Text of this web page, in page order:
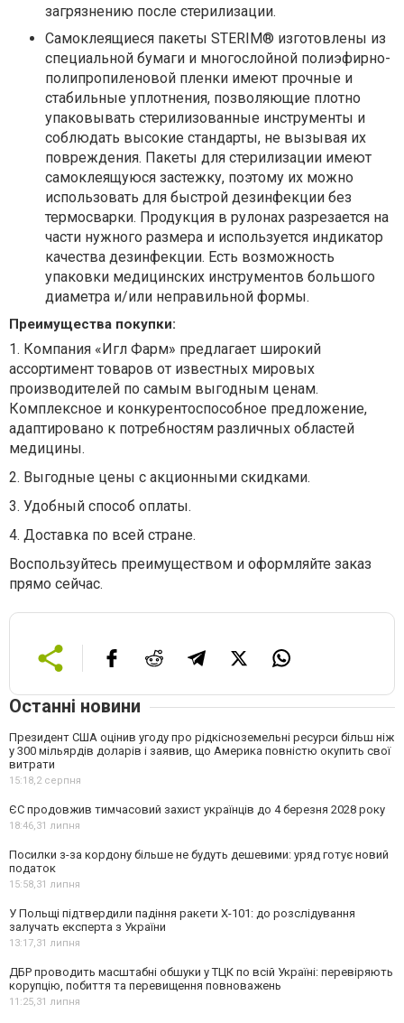
загрязнению после стерилизации.
Самоклеящиеся пакеты STERIM® изготовлены из
специальной бумаги и многослойной полиэфирно-
полипропиленовой пленки имеют прочные и
стабильные уплотнения, позволяющие плотно
упаковывать стерилизованные инструменты и
соблюдать высокие стандарты, не вызывая их
повреждения. Пакеты для стерилизации имеют
самоклеящуюся застежку, поэтому их можно
использовать для быстрой дезинфекции без
термосварки. Продукция в рулонах разрезается на
части нужного размера и используется индикатор
качества дезинфекции. Есть возможность
упаковки медицинских инструментов большого
диаметра и/или неправильной формы.
Преимущества покупки:
1. Компания «Игл Фарм» предлагает широкий
ассортимент товаров от известных мировых
производителей по самым выгодным ценам.
Комплексное и конкурентоспособное предложение,
адаптировано к потребностям различных областей
медицины.
2. Выгодные цены с акционными скидками.
3. Удобный способ оплаты.
4. Доставка по всей стране.
Воспользуйтесь преимуществом и оформляйте заказ
прямо сейчас.
Останні новини
Президент США оцінив угоду про рідкісноземельні ресурси більш ніж
у 300 мільярдів доларів і заявив, що Америка повністю окупить свої
витрати
15:18,2 серпня
ЄС продовжив тимчасовий захист українців до 4 березня 2028 року
18:46,31 липня
Посилки з-за кордону більше не будуть дешевими: уряд готує новий
податок
15:58,31 липня
У Польщі підтвердили падіння ракети Х-101: до розслідування
залучать експерта з України
13:17,31 липня
ДБР проводить масштабні обшуки у ТЦК по всій Україні: перевіряють
корупцію, побиття та перевищення повноважень
11:25,31 липня